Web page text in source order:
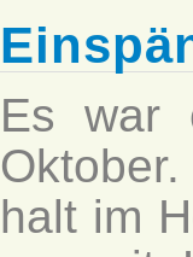
Es war
halt im